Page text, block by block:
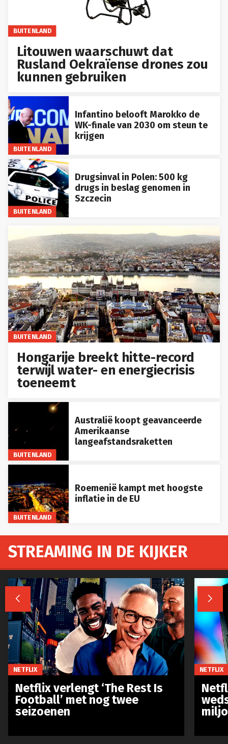
BUITENLAND
Litouwen waarschuwt dat
Rusland Oekraïense drones zou
kunnen gebruiken
BUITENLAND
Infantino belooft Marokko de
WK-finale van 2030 om steun te
krijgen
BUITENLAND
Drugsinval in Polen: 500 kg
drugs in beslag genomen in
Szczecin
BUITENLAND
Hongarije breekt hitte-record
terwijl water- en energiecrisis
toeneemt
BUITENLAND
Australië koopt geavanceerde
Amerikaanse
langeafstandsraketten
BUITENLAND
Roemenië kampt met hoogste
inflatie in de EU
STREAMING IN DE KIJKER
 
NETFLIX
Netflix verlengt ‘The Rest Is
Football’ met nog twee
seizoenen
NETFLIX